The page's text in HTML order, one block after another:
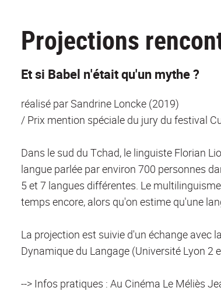
Projections
Et si Babel n'était qu'un mythe ?
réalisé par Sandrine Loncke (2019)
/ Prix mention spéciale du jury du festival
Dans le sud du Tchad, le linguiste Florian
langue parlée par environ 700 personnes
5 et 7 langues différentes. Le
temps encore, alors qu'on estime qu'une
La projection est suivie d'un échange avec
Dynamique du Langage (Université Lyon 2
--> Infos pratiques : Au Cinéma Le Méliès